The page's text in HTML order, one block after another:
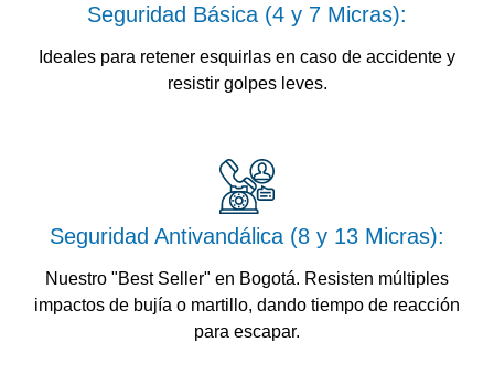
Seguridad Básica (4 y 7 Micras):
Ideales para retener esquirlas en caso de accidente y
resistir golpes leves.
Seguridad Antivandálica (8 y 13 Micras):
Nuestro "Best Seller" en Bogotá. Resisten múltiples
impactos de bujía o martillo, dando tiempo de reacción
para escapar.